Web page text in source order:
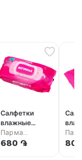
Салфетки
влажные
"Naturella"
универсальные
Парма
супермаркет
680 ֏ 80